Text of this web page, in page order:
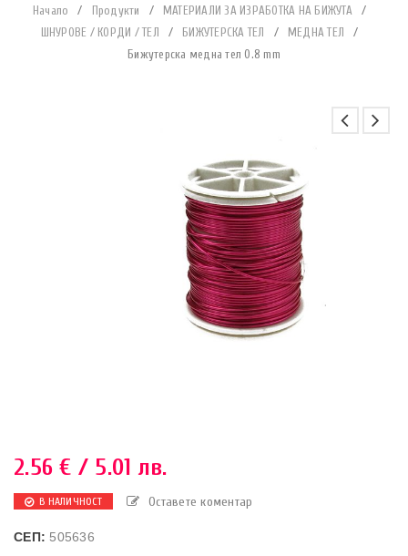
Начало / Продукти / МАТЕРИАЛИ ЗА ИЗРАБОТКА НА БИЖУТА
/
ШНУРОВЕ / КОРДИ / ТЕЛ
/ БИЖУТЕРСКА ТЕЛ / МЕДНА ТЕЛ
/
Бижутерска медна тел 0.8 mm
2.56€ / 5.01 лв.
В НАЛИЧНОСТ Оставете коментар
СЕП: 505636